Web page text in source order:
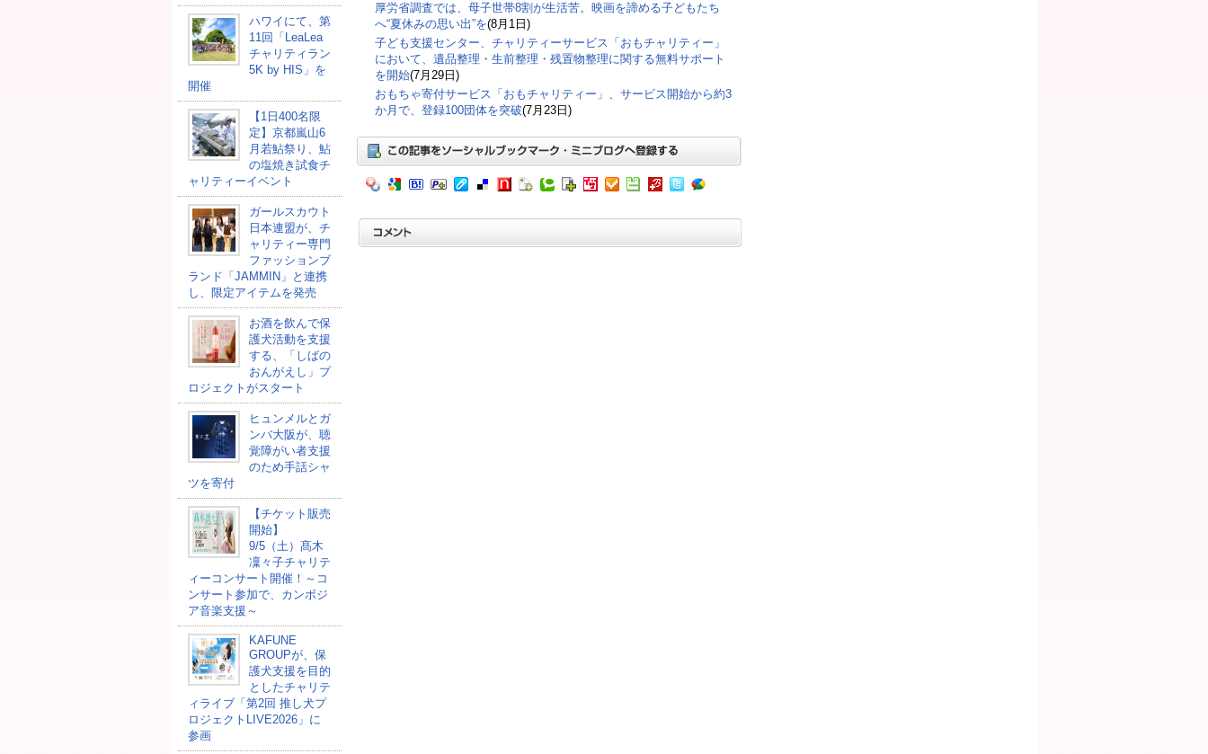
ハワイにて、第
11回「LeaLea
チャリティラン
5K by HIS」を
開催
【1日400名限
定】京都嵐山6
月若鮎祭り、鮎
の塩焼き試食チ
ャリティーイベント
ガールスカウト
日本連盟が、チ
ャリティー専門
ファッションブ
ランド「JAMMIN」と連携
し、限定アイテムを発売
お酒を飲んで保
護犬活動を支援
する、「しばの
おんがえし」プ
ロジェクトがスタート
ヒュンメルとガ
ンバ大阪が、聴
覚障がい者支援
のため手話シャ
ツを寄付
【チケット販売
開始】
9/5（土）髙木
凜々子チャリテ
ィーコンサート開催！～コ
ンサート参加で、カンボジ
ア音楽支援～
KAFUNE
GROUPが、保
護犬支援を目的
としたチャリテ
ィライブ「第2回 推し犬プ
ロジェクトLIVE2026」に
参画
厚労省調査では、母子世帯8割が生活苦。映画を諦める子どもたち
へ“夏休みの思い出”を(8月1日)
子ども支援センター、チャリティーサービス「おもチャリティー」
において、遺品整理・生前整理・残置物整理に関する無料サポート
を開始(7月29日)
おもちゃ寄付サービス「おもチャリティー」、サービス開始から約3
か月で、登録100団体を突破(7月23日)